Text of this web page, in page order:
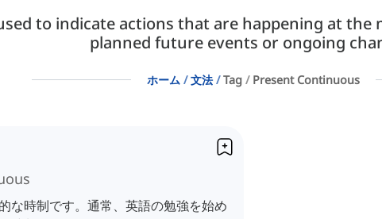
to indicate actions that are happening at
planned future events or ongoing
ホーム 文法 Tag Present Continuous
な時制です。通常、英語の勉強を始め